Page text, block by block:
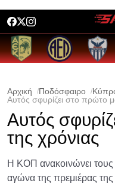
Αρχική Ποδόσφαιρο
Αυτός σφυρίζει στο πρώτο
Αυτός
της χρόνιας
Η ΚΟΠ ανακοινώνει τους
αγώνα της πρεμιέρας